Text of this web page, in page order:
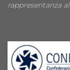
rappresentanza